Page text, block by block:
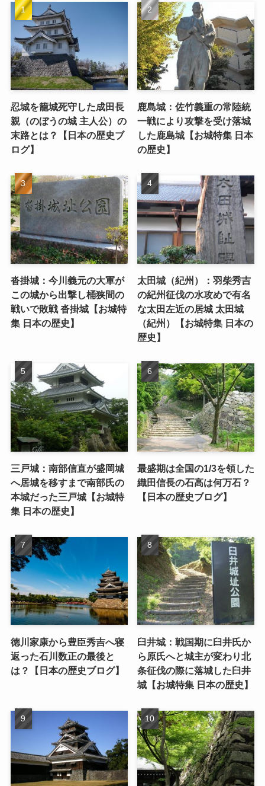
忍城を籠城死守した成田長
親（のぼうの城 主人公）の
末路とは？【日本の歴史ブ
ログ】
鹿島城：佐竹義重の常陸統
一戦により攻撃を受け落城
した鹿島城【お城特集 日本
の歴史】
沓掛城：今川義元の大軍が
この城から出撃し桶狭間の
戦いで敗戦 沓掛城【お城特
集 日本の歴史】
太田城（紀州）：羽柴秀吉
の紀州征伐の水攻めで有名
な太田左近の居城 太田城
（紀州）【お城特集 日本の
歴史】
三戸城：南部信直が盛岡城
へ居城を移すまで南部氏の
本城だった三戸城【お城特
集 日本の歴史】
最盛期は全国の1/3を領した
織田信長の石高は何万石？
【日本の歴史ブログ】
徳川家康から豊臣秀吉へ寝
返った石川数正の最後と
は？【日本の歴史ブログ】
臼井城：戦国期に臼井氏か
ら原氏へと城主が変わり北
条征伐の際に落城した臼井
城【お城特集 日本の歴史】